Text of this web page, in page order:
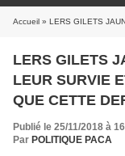
Accueil » LERS GILETS JAUNES SE
LERS GILETS
LEUR SURVIE
QUE CETTE
Publié le 25/11/2018 à
Par POLITIQUE PACA